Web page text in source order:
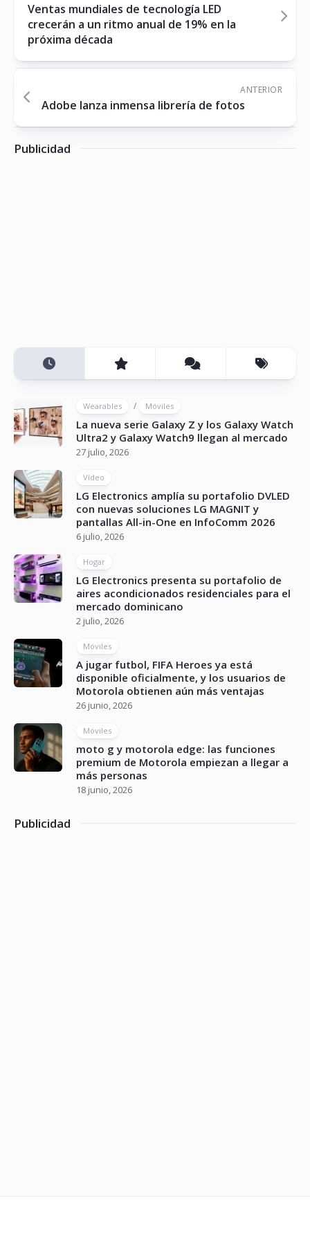
Ventas mundiales de tecnología LED
crecerán a un ritmo anual de 19% en la
próxima década
ANTERIOR
Adobe lanza inmensa librería de fotos
Publicidad
Wearables / Móviles
La nueva serie Galaxy Z y los Galaxy Watch
Ultra2 y Galaxy Watch9 llegan al mercado
27 julio, 2026
Vídeo
LG Electronics amplía su portafolio DVLED
con nuevas soluciones LG MAGNIT y
pantallas All-in-One en InfoComm 2026
6 julio, 2026
Hogar
LG Electronics presenta su portafolio de
aires acondicionados residenciales para el
mercado dominicano
2 julio, 2026
Móviles
A jugar futbol, FIFA Heroes ya está
disponible oficialmente, y los usuarios de
Motorola obtienen aún más ventajas
26 junio, 2026
Móviles
moto g y motorola edge: las funciones
premium de Motorola empiezan a llegar a
más personas
18 junio, 2026
Publicidad